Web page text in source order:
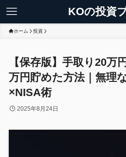
KOの投資
ホーム 投資
【保存版】手取り20万
万円貯めた方法｜無理
×NISA術
2025年8月24日